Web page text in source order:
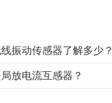
振动传感器了解多少？
放电流互感器？